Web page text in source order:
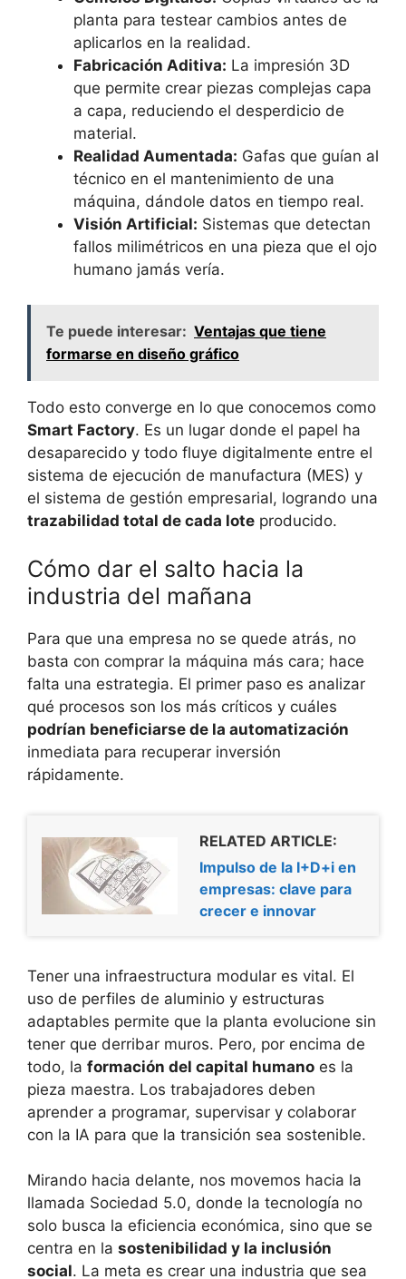
planta para testear cambios antes de
aplicarlos en la realidad.
Fabricación Aditiva: La impresión 3D
que permite crear piezas complejas capa
a capa, reduciendo el desperdicio de
material.
Realidad Aumentada: Gafas que guían al
técnico en el mantenimiento de una
máquina, dándole datos en tiempo real.
Visión Artificial: Sistemas que detectan
fallos milimétricos en una pieza que el ojo
humano jamás vería.
Te puede interesar: Ventajas que tiene
formarse en diseño gráfico
Todo esto converge en lo que conocemos como
Smart Factory. Es un lugar donde el papel ha
desaparecido y todo fluye digitalmente entre el
sistema de ejecución de manufactura (MES) y
el sistema de gestión empresarial, logrando una
trazabilidad total de cada lote producido.
Cómo dar el salto hacia la
industria del mañana
Para que una empresa no se quede atrás, no
basta con comprar la máquina más cara; hace
falta una estrategia. El primer paso es analizar
qué procesos son los más críticos y cuáles
podrían beneficiarse de la automatización
inmediata para recuperar inversión
rápidamente.
RELATED ARTICLE:
Impulso de la I+D+i en
empresas: clave para
crecer e innovar
Tener una infraestructura modular es vital. El
uso de perfiles de aluminio y estructuras
adaptables permite que la planta evolucione sin
tener que derribar muros. Pero, por encima de
todo, la formación del capital humano es la
pieza maestra. Los trabajadores deben
aprender a programar, supervisar y colaborar
con la IA para que la transición sea sostenible.
Mirando hacia delante, nos movemos hacia la
llamada Sociedad 5.0, donde la tecnología no
solo busca la eficiencia económica, sino que se
centra en la sostenibilidad y la inclusión
social. La meta es crear una industria que sea